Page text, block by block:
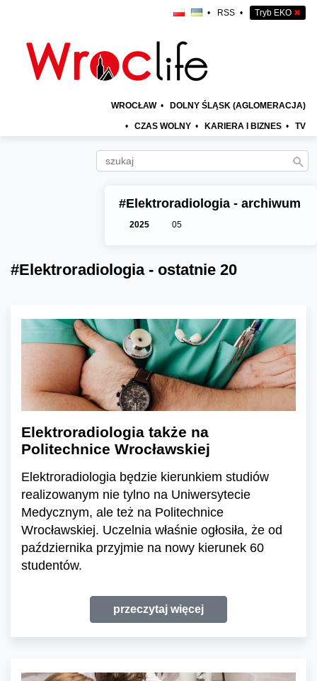
• RSS • Tryb EKO ✖
WROCŁAW • DOLNY ŚLĄSK (AGLOMERACJA)
• CZAS WOLNY • KARIERA I BIZNES • TV
#Elektroradiologia - archiwum
2025 05
#Elektroradiologia - ostatnie 20
Elektroradiologia także na
Politechnice Wrocławskiej
Elektroradiologia będzie kierunkiem studiów
realizowanym nie tylno na Uniwersytecie
Medycznym, ale też na Politechnice
Wrocławskiej. Uczelnia właśnie ogłosiła, że od
października przyjmie na nowy kierunek 60
studentów.
przeczytaj więcej